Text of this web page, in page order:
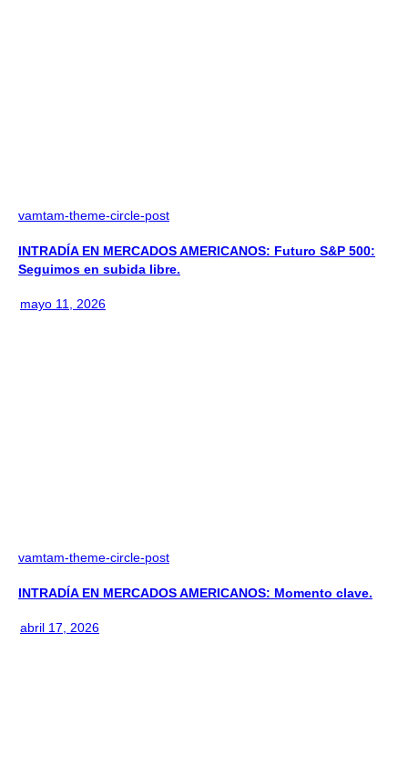
vamtam-theme-circle-post
INTRADÍA EN MERCADOS AMERICANOS: Futuro S&P 500:
Seguimos en subida libre.
mayo 11, 2026
vamtam-theme-circle-post
INTRADÍA EN MERCADOS AMERICANOS: Momento clave.
abril 17, 2026